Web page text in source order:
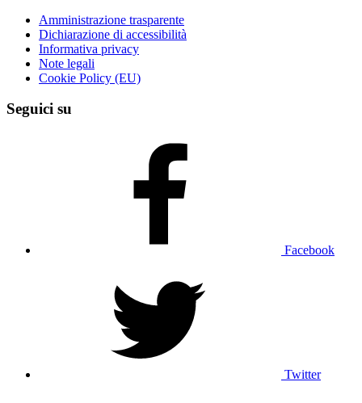
Amministrazione trasparente
Dichiarazione di accessibilità
Informativa privacy
Note legali
Cookie Policy (EU)
Seguici su
Facebook
Twitter